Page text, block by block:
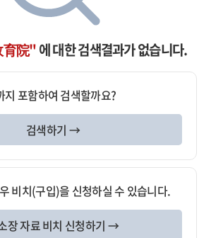
育院"에 대한 검색결과가 없습니다.
지 포함하여 검색할까요?
검색하기 →
비치(구입)을 신청하실 수 있습니다.
장 자료 비치 신청하기 →